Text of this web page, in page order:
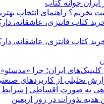
ایران جوانه کتاب
بخریم؟ راهنمای انتخاب
ایران؛ چرا
تحلیلی از کاربردهای
به صورت اقساطی | شرایط
نذورات در روز اربعین